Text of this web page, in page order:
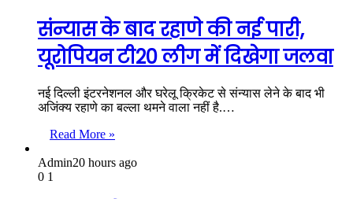
संन्यास के बाद रहाणे की नई पारी,
यूरोपियन टी20 लीग में दिखेगा जलवा
नई दिल्ली इंटरनेशनल और घरेलू क्रिकेट से संन्यास लेने के बाद भी
अजिंक्य रहाणे का बल्ला थमने वाला नहीं है.…
Read More »
Admin20 hours ago
0 1